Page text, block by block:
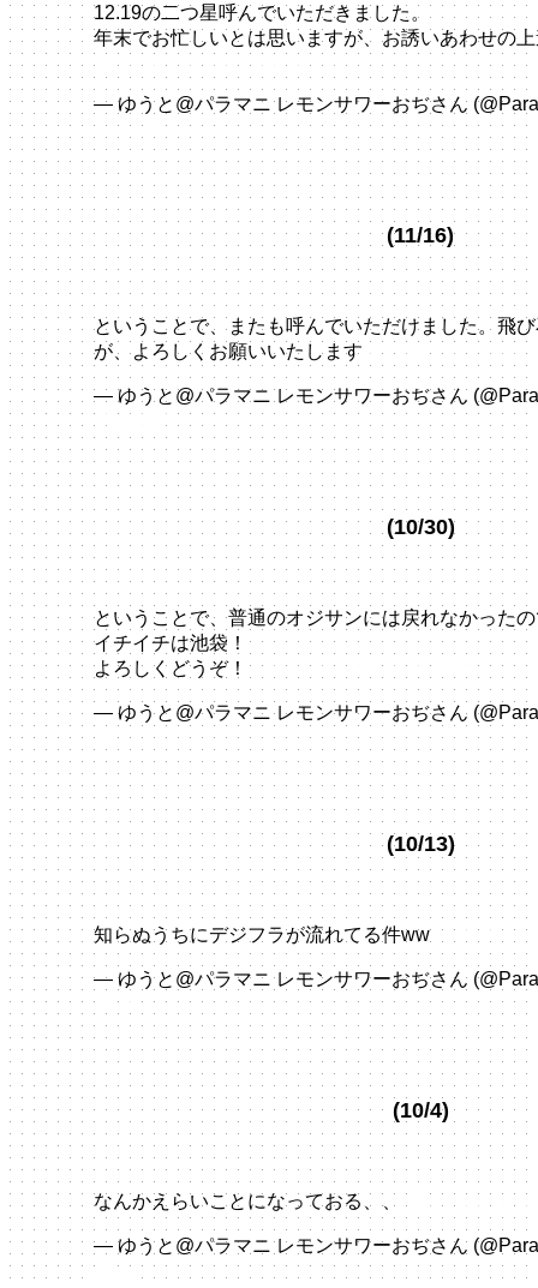
12.19の二つ星呼んでいただきました。
年末でお忙しいとは思いますが、お誘いあわせの
pic.twitter.com/M55yhhyR7N
— ゆうと@パラマニ レモンサワーおぢさん
7, 2023
(11/16)
ということで、またも呼んでいただけました。飛
が、よろしくお願いいたします pic.twitter.com/
— ゆうと@パラマニ レモンサワーおぢさん
15, 2023
(10/30)
ということで、普通のオジサンには戻れなかった
イチイチは池袋！
よろしくどうぞ！ pic.twitter.com/4cTpuRB41u
— ゆうと@パラマニ レモンサワーおぢさん
2023
(10/13)
知らぬうちにデジフラが流れてる件ww
— ゆうと@パラマニ レモンサワーおぢさん
2023
(10/4)
なんかえらいことになっておる、、
— ゆうと@パラマニ レモンサワーおぢさん
2023